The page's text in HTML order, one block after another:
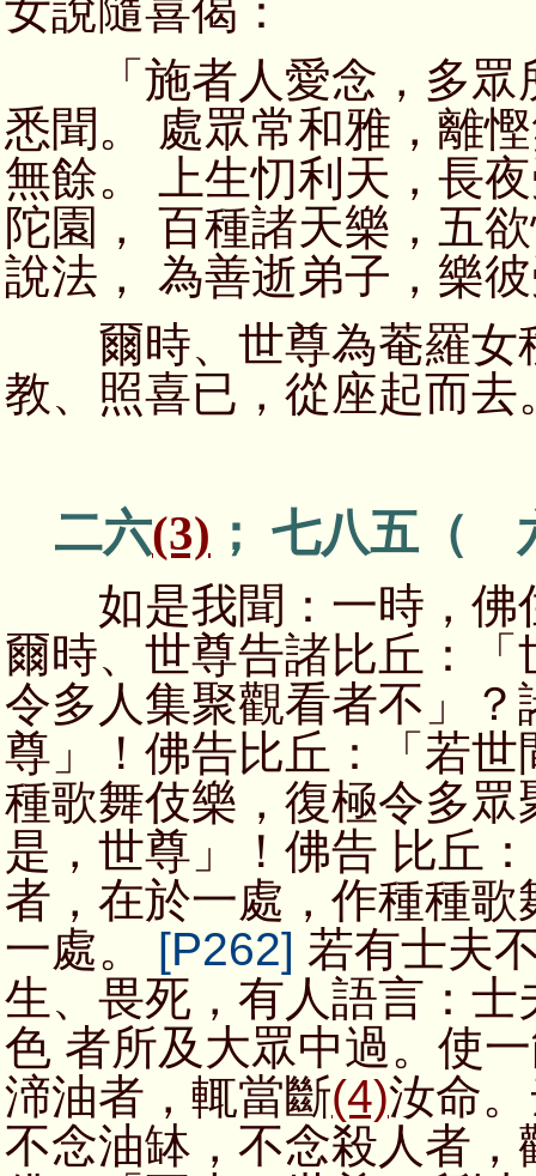
女說隨喜偈：
「施者人愛念，多眾
悉聞。 處眾常和雅，離
無餘。 上生忉利天，長
陀園， 百種諸天樂，五
說法， 為善逝弟子，樂
爾時、世尊為菴羅女
教、照喜已，從座起而去
二六(3) ； 七八五（
如是我聞：一時，佛
爾時、世尊告諸比丘：
令多人集聚觀看者不」
尊」！佛告比丘：「若
種歌舞伎樂，復極令多
是，世尊」！佛告 比丘
者，在於一處，作種種
一處。 [P262] 若有士夫
生、畏死，有人語言：
色 者所及大眾中過。使
渧油者，輒當斷(4)汝命
不念油缽，不念殺人者